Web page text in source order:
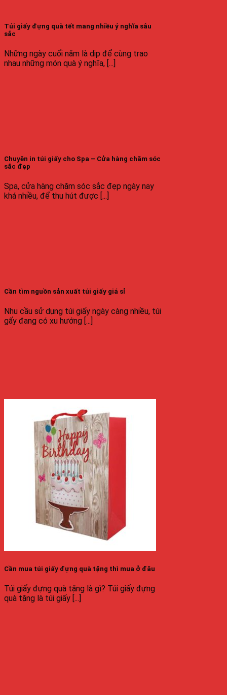
Túi giấy đựng quà tết mang nhiều ý nghĩa sâu
sắc
Những ngày cuối năm là dịp để cùng trao
nhau những món quà ý nghĩa, [...]
Chuyên in túi giấy cho Spa – Cửa hàng chăm sóc
sắc đẹp
Spa, cửa hàng chăm sóc sắc đẹp ngày nay
khá nhiều, để thu hút được [...]
Cần tìm nguồn sản xuất túi giấy giá sỉ
Nhu cầu sử dụng túi giấy ngày càng nhiều, túi
gấy đang có xu hướng [...]
Cần mua túi giấy đựng quà tặng thì mua ở đâu
Túi giấy đựng quà tặng là gì? Túi giấy đựng
quà tặng là túi giấy [...]